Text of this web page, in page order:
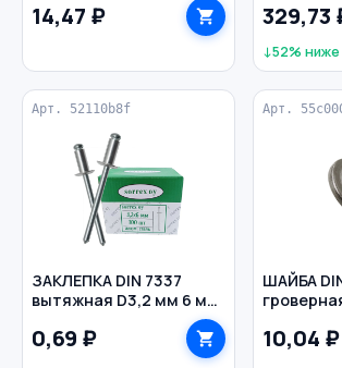
14,47 ₽ 329,73
↓52%
Арт. 52110b8f
ЗАКЛЕПКА DIN 7337
вытяжная D3,2 мм 6 мм
0,69 ₽
Арт.
ШАЙБА
10,04 ₽